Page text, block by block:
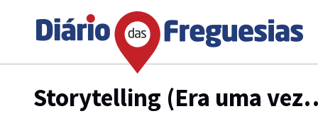
Storytelling (Era uma